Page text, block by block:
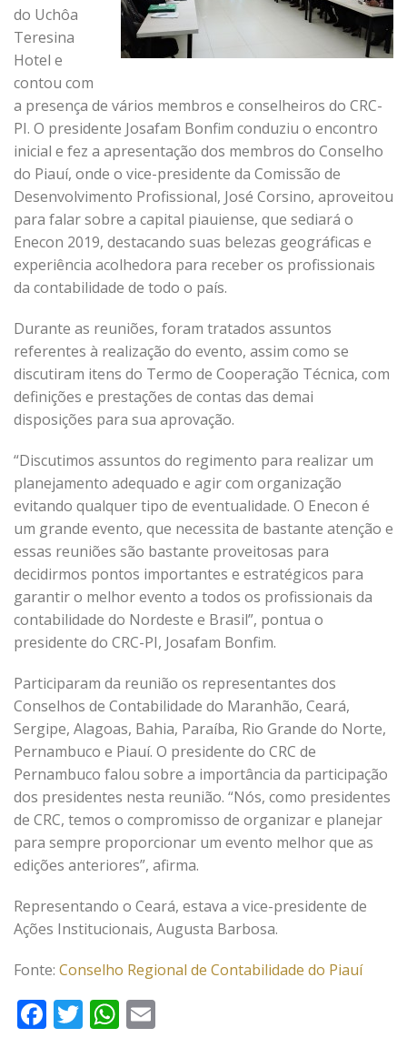
do Uchôa
Teresina
Hotel e
contou com
a presença de vários membros e conselheiros do CRC-
PI. O presidente Josafam Bonfim conduziu o encontro
inicial e fez a apresentação dos membros do Conselho
do Piauí, onde o vice-presidente da Comissão de
Desenvolvimento Profissional, José Corsino, aproveitou
para falar sobre a capital piauiense, que sediará o
Enecon 2019, destacando suas belezas geográficas e
experiência acolhedora para receber os profissionais
da contabilidade de todo o país.
Durante as reuniões, foram tratados assuntos
referentes à realização do evento, assim como se
discutiram itens do Termo de Cooperação Técnica, com
definições e prestações de contas das demai
disposições para sua aprovação.
“Discutimos assuntos do regimento para realizar um
planejamento adequado e agir com organização
evitando qualquer tipo de eventualidade. O Enecon é
um grande evento, que necessita de bastante atenção e
essas reuniões são bastante proveitosas para
decidirmos pontos importantes e estratégicos para
garantir o melhor evento a todos os profissionais da
contabilidade do Nordeste e Brasil”, pontua o
presidente do CRC-PI, Josafam Bonfim.
Participaram da reunião os representantes dos
Conselhos de Contabilidade do Maranhão, Ceará,
Sergipe, Alagoas, Bahia, Paraíba, Rio Grande do Norte,
Pernambuco e Piauí. O presidente do CRC de
Pernambuco falou sobre a importância da participação
dos presidentes nesta reunião. “Nós, como presidentes
de CRC, temos o compromisso de organizar e planejar
para sempre proporcionar um evento melhor que as
edições anteriores”, afirma.
Representando o Ceará, estava a vice-presidente de
Ações Institucionais, Augusta Barbosa.
Fonte: Conselho Regional de Contabilidade do Piauí
Facebook
TwitterWhatsApp